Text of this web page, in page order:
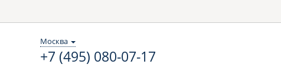
Москва
+7 (495) 080-07-17